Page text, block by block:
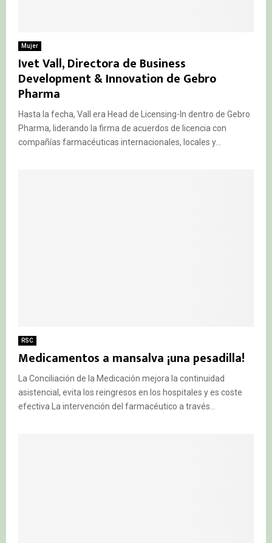
Mujer
Ivet Vall, Directora de Business
Development & Innovation de Gebro
Pharma
Hasta la fecha, Vall era Head de Licensing-In dentro de Gebro
Pharma, liderando la firma de acuerdos de licencia con
compañías farmacéuticas internacionales, locales y...
RSC
Medicamentos a mansalva ¡una pesadilla!
La Conciliación de la Medicación mejora la continuidad
asistencial, evita los reingresos en los hospitales y es coste
efectiva La intervención del farmacéutico a través...